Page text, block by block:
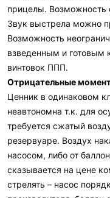
прицелы. Возможность
Звук выстрела можно
Возможность
взведенным и готовым
винтовок ППП.
Отрицательные
Ценник в одинаковом
неавтономна т.к. для
требуется сжатый
резервуаре. Воздух
насосом, либо от
сказывается на цене
стрелять – насос